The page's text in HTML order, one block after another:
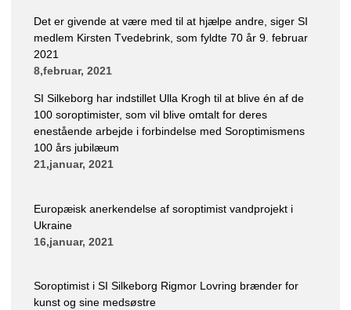
Det er givende at være med til at hjælpe andre, siger SI
medlem Kirsten Tvedebrink, som fyldte 70 år 9. februar
2021
8,februar, 2021
SI Silkeborg har indstillet Ulla Krogh til at blive én af de
100 soroptimister, som vil blive omtalt for deres
enestående arbejde i forbindelse med Soroptimismens
100 års jubilæum
21,januar, 2021
Europæisk anerkendelse af soroptimist vandprojekt i
Ukraine
16,januar, 2021
Soroptimist i SI Silkeborg Rigmor Lovring brænder for
kunst og sine medsøstre